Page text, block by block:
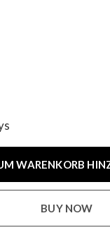
WARENKORB
BUY NOW